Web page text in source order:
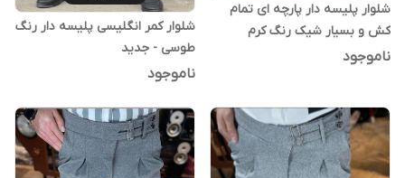
شلوار پلیسه دار پارچه ای تمام
کش و بسیار شیک رنگ کرم
ناموجود
شلوار کمر انگلیسی پلیسه دار رنگ
طوسی - جدید
ناموجود